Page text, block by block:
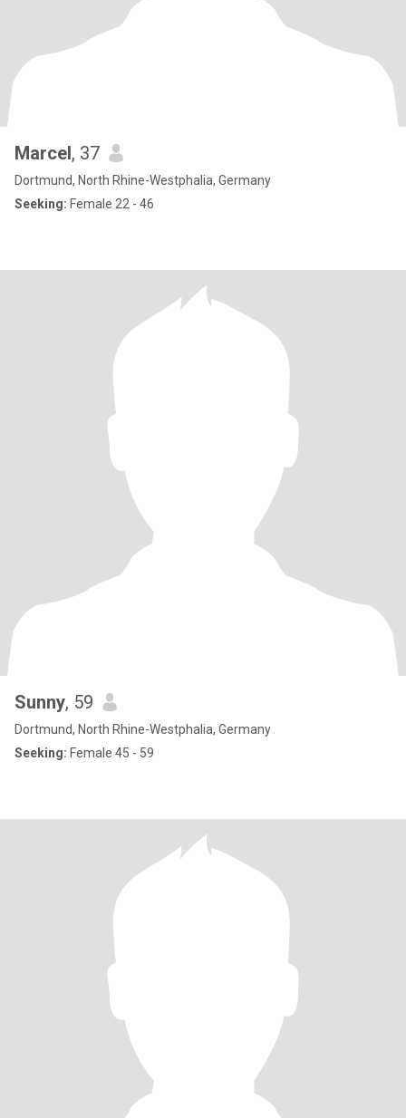
Marcel, 37
Dortmund, North Rhine-Westphalia, Germany
Seeking: Female 22 - 46
Sunny, 59
Dortmund, North Rhine-Westphalia, Germany
Seeking: Female 45 - 59